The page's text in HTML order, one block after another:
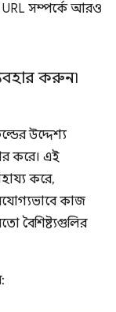
URL সম্পর্কে আরও
করুন৷
উদ্দেশ্য
করে। এই
করে,
কাজ
বৈশিষ্ট্যগুলির